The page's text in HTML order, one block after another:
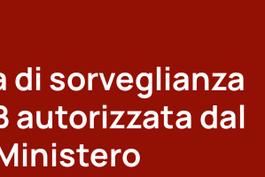
di sorveglianza
autorizzata dal